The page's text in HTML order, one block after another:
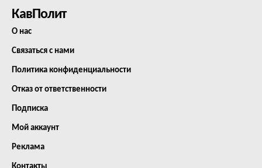
КавПолит
О нас
Связаться с нами
Политика конфиденциальности
Отказ от ответственности
Подписка
Мой аккаунт
Реклама